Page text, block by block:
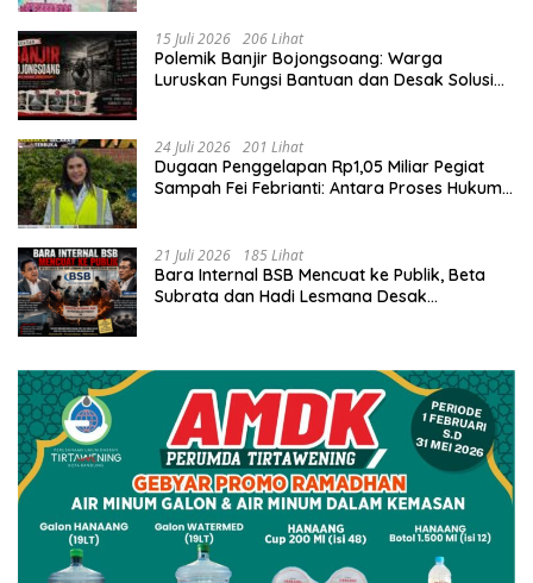
15 Juli 2026 206 Lihat
Polemik Banjir Bojongsoang: Warga
Luruskan Fungsi Bantuan dan Desak Solusi
24 Juli 2026 201 Lihat
Dugaan Penggelapan Rp1,05 Miliar Pegiat
Sampah Fei Febrianti: Antara Proses Hukum,
21 Juli 2026 185 Lihat
Bara Internal BSB Mencuat ke Publik, Beta
Subrata dan Hadi Lesmana Desak